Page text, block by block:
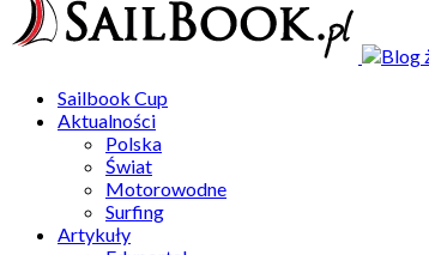
Sailbook Cup
Aktualności
Polska
Świat
Motorowodne
Surfing
Artykuły